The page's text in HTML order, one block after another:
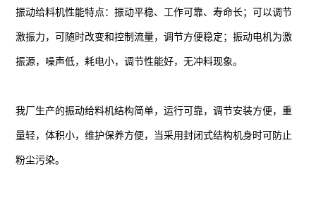
振动给料机性能特点：振动平稳、工作可靠、寿命长；可以调节
激振力，可随时改变和控制流量，调节方便稳定；振动电机为激
振源，噪声低，耗电小，调节性能好，无冲料现象。
我厂生产的振动给料机结构简单，运行可靠，调节安装方便，重
量轻，体积小，维护保养方便，当采用封闭式结构机身时可防止
粉尘污染。